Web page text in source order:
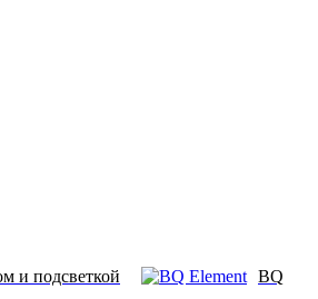
и подсветкой
BQ